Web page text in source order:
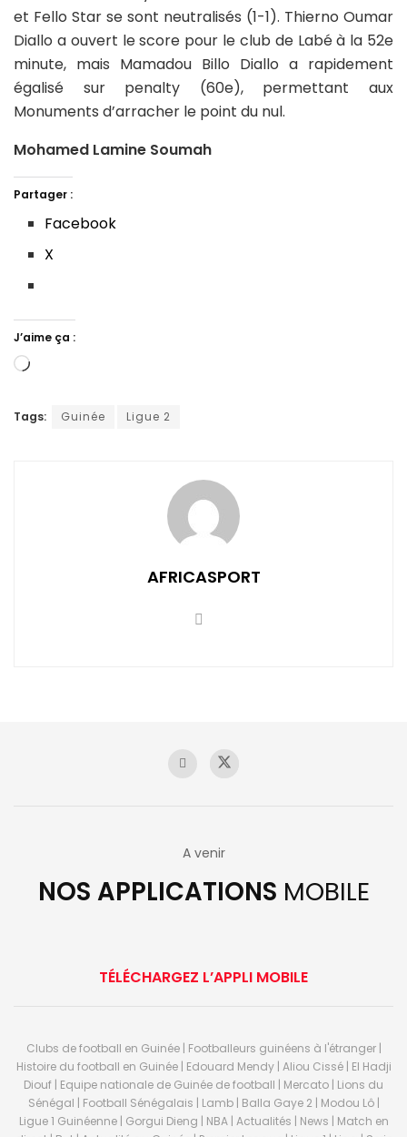
et Fello Star se sont neutralisés (1-1). Thierno Oumar
Diallo a ouvert le score pour le club de Labé à la 52e
minute, mais Mamadou Billo Diallo a rapidement
égalisé sur penalty (60e), permettant aux
Monuments d’arracher le point du nul.
Mohamed Lamine Soumah
Partager :
Facebook
X
J’aime ça :
Chargement…
Tags: Guinée Ligue 2
AFRICASPORT
A venir
NOS APPLICATIONS MOBILE
TÉLÉCHARGEZ L’APPLI MOBILE
Clubs de football en Guinée | Footballeurs guinéens à l'étranger |
Histoire du football en Guinée | Edouard Mendy | Aliou Cissé | El Hadji
Diouf | Equipe nationale de Guinée de football | Mercato | Lions du
Sénégal | Football Sénégalais | Lamb | Balla Gaye 2 | Modou Lô |
Ligue 1 Guinéenne | Gorgui Dieng | NBA | Actualités | News | Match en